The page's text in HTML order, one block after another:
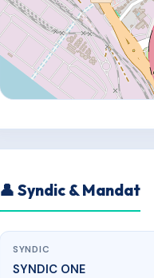
👤 Syndic & Mandat
SYNDIC
SYNDIC ONE